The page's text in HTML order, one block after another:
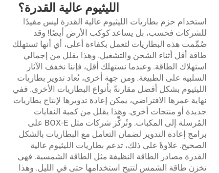
الليثيوم عالية القدرة؟
استخدام حزم بطاريات الليثيوم عالية القدرة ليس مفيدًا
للشركات فحسب، بل يساعد كوكب الأرض أيضًا! وقد
صُمِّمت هذه البطاريات لتعمل بكفاءة أعلى، أي أنها تستهلك
طاقة أقل أثناء الشحن والتشغيل. وهذا يقلل من إجمالي
استهلاك الطاقة. وعندما نستهلك أقل، فإننا نخفف الآثار
السلبية على الطبيعة. ومن جهة أخرى، تُعاد تدوير بطاريات
الليثيوم بشكل أفضل مقارنةً بأنواع البطاريات الأخرى. ففي
نهاية عمرها الافتراضي، يمكن إعادة تدويرها لإنتاج بطاريات
جديدة أو منتجات أخرى. وهذا يقلل من كمية النفايات
المُرسلة إلى المكبات. وتُركِّز شركات مثل BOX-E على
برامج إعادة التدوير لضمان التعامل مع البطاريات بالشكل
الصحيح. علاوةً على ذلك، تدعم بطاريات الليثيوم عالية
القدرة مصادر الطاقة النظيفة مثل الطاقة الشمسية. فهي
تخزن طاقة الشمس لتتيح استخدامها حتى في الليل. وهذا